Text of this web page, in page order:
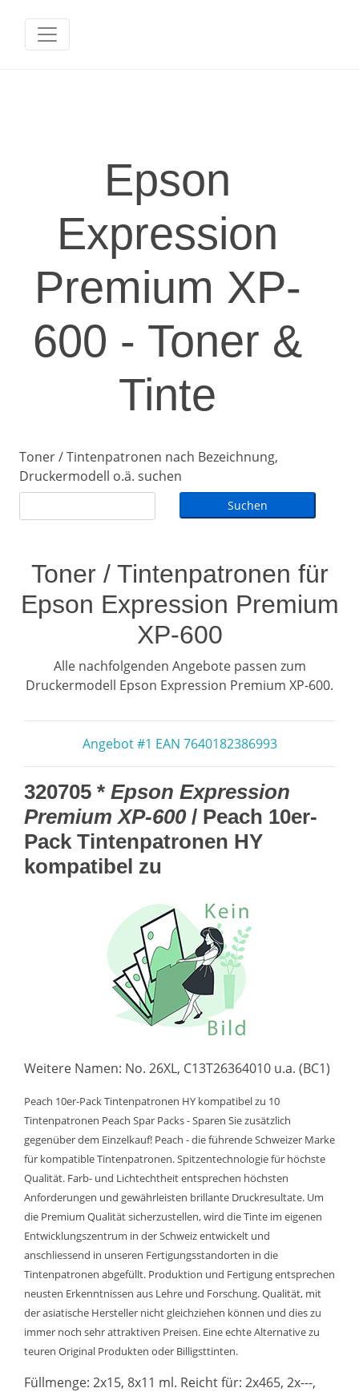
Epson
Expression
Premium XP-
600 - Toner &
Tinte
Toner / Tintenpatronen nach Bezeichnung,
Druckermodell o.ä. suchen
Toner / Tintenpatronen für
Epson Expression Premium
XP-600
Alle nachfolgenden Angebote passen zum
Druckermodell Epson Expression Premium XP-600.
Angebot #1 EAN 7640182386993
320705 * Epson Expression
Premium XP-600/ Peach 10er-
Pack Tintenpatronen HY
kompatibel zu
Weitere Namen: No. 26XL, C13T26364010 u.a. (BC1)
Peach 10er-Pack Tintenpatronen HY kompatibel zu 10
Tintenpatronen Peach Spar Packs - Sparen Sie zusätzlich
gegenüber dem Einzelkauf! Peach - die führende Schweizer Marke
für kompatible Tintenpatronen. Spitzentechnologie für höchste
Qualität. Farb- und Lichtechtheit entsprechen höchsten
Anforderungen und gewährleisten brillante Druckresultate. Um
die Premium Qualität sicherzustellen, wird die Tinte im eigenen
Entwicklungszentrum in der Schweiz entwickelt und
anschliessend in unseren Fertigungsstandorten in die
Tintenpatronen abgefüllt. Produktion und Fertigung entsprechen
neusten Erkenntnissen aus Lehre und Forschung. Qualität, mit
der asiatische Hersteller nicht gleichziehen können und dies zu
immer noch sehr attraktiven Preisen. Eine echte Alternative zu
teuren Original Produkten oder Billigsttinten.
Füllmenge: 2x15, 8x11 ml. Reicht für: 2x465, 2x---,